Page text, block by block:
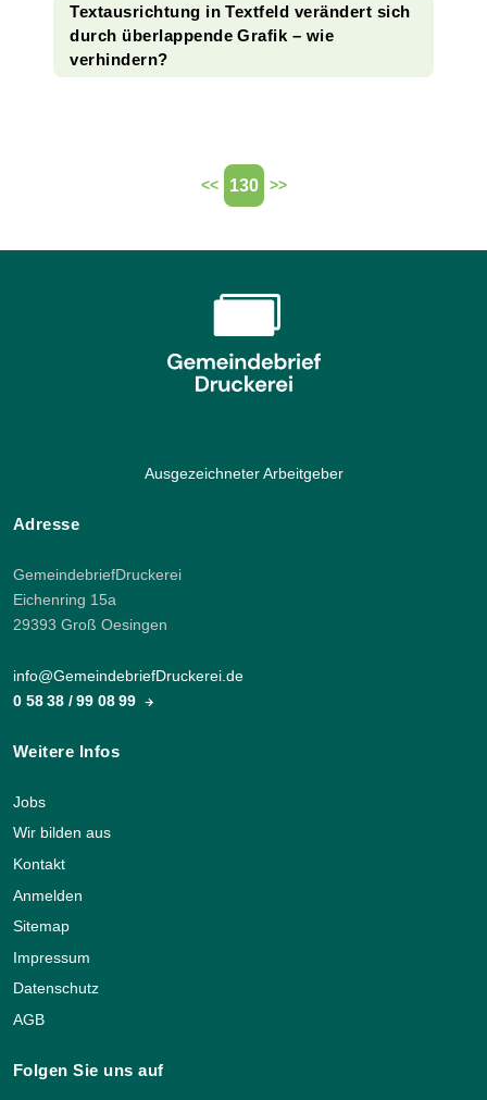
Textausrichtung in Textfeld verändert sich
durch überlappende Grafik – wie
verhindern?
<< 130 >>
Ausgezeichneter Arbeitgeber
Adresse
GemeindebriefDruckerei
Eichenring 15a
29393 Groß Oesingen
info@GemeindebriefDruckerei.de
0 58 38 / 99 08 99
Weitere Infos
Jobs
Wir bilden aus
Kontakt
Anmelden
Sitemap
Impressum
Datenschutz
AGB
Folgen Sie uns auf